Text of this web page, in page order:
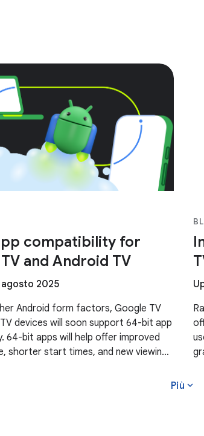
compatibility for
and Android TV
2025
Android form factors, Google TV
devices will soon support 64-bit app
64-bit apps will help offer improved
shorter start times, and new viewing
Più expand_more